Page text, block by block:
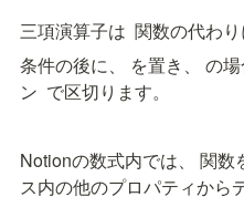
三項演算子は 関数の代わり
条件の後に、
を置き、 の
ン で区切ります。
Notionの数式内では、
関数
ス内の他のプロパティから